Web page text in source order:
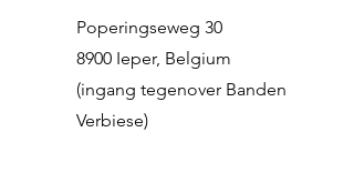
Poperingseweg 30
8900 Ieper, Belgium
(ingang tegenover Banden
Verbiese)